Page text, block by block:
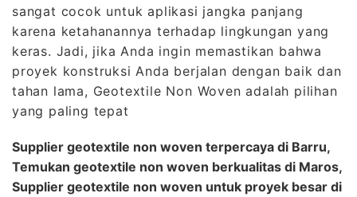
sangat cocok untuk aplikasi jangka panjang
karena ketahanannya terhadap lingkungan yang
keras. Jadi, jika Anda ingin memastikan bahwa
proyek konstruksi Anda berjalan dengan baik dan
tahan lama, Geotextile Non Woven adalah pilihan
yang paling tepat
Supplier geotextile non woven terpercaya di Barru,
Temukan geotextile non woven berkualitas di Maros,
Supplier geotextile non woven untuk proyek besar di